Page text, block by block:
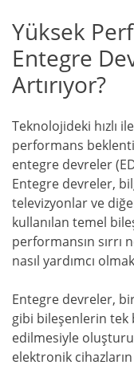
Yüksek
Entegre
Artırıyor?
Teknolojideki hızlı
performans
entegre devreler
Entegre devreler,
televizyonlar ve
kullanılan temel
performansın sırrı
nasıl yardımcı
Entegre devreler,
gibi bileşenlerin tek
edilmesiyle
elektronik